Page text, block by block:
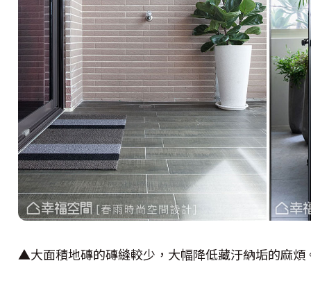
▲大面積地磚的磚縫較少，大幅降低藏汙納垢的麻煩